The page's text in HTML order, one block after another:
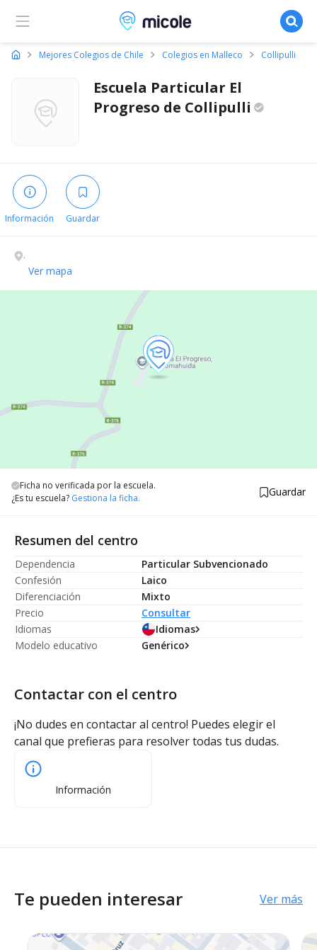
Micole, buscador de colegios
Mejores Colegios de Chile Colegios en Malleco Collipulli
Escuela Particular El
Progreso de Collipulli
Información Guardar
.
Ver mapa
Ficha no verificada por la escuela.
¿Es tu escuela? Gestiona la ficha. Guardar
Resumen del centro
Dependencia
Particular Subvencionado
Confesión
Laico
Diferenciación
Mixto
Precio
Consultar
Idiomas
Idiomas
Modelo educativo
Genérico
Contactar con el centro
¡No dudes en contactar al centro! Puedes elegir el
canal que prefieras para resolver todas tus dudas.
Información
Te pueden interesar Ver más